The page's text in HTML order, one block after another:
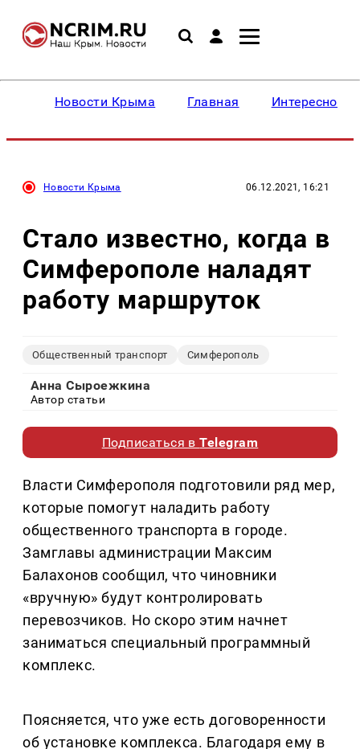
Новости Крыма Главная Интересное
Новости Крыма 06.12.2021, 16:21
Стало известно, когда в
Симферополе наладят
работу маршруток
Общественный транспорт Симферополь
Анна Сыроежкина
Автор статьи
Подписаться вTelegram
Власти Симферополя подготовили ряд мер,
которые помогут наладить работу
общественного транспорта в городе.
Замглавы администрации Максим
Балахонов сообщил, что чиновники
«вручную» будут контролировать
перевозчиков. Но скоро этим начнет
заниматься специальный программный
комплекс.
Поясняется, что уже есть договоренности
об установке комплекса. Благодаря ему в